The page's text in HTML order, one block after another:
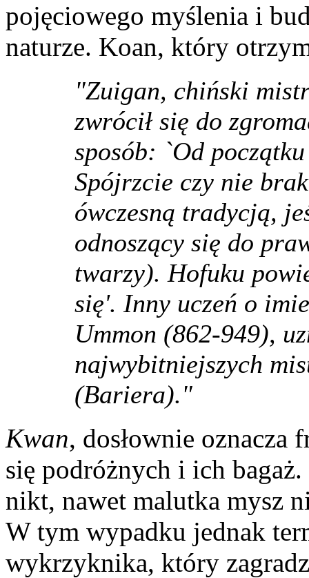
pojęciowego myślenia i
naturze. Koan, który
"Zuigan, chiński
zwrócił się do
sposób: `Od
Spójrzcie czy nie
ówczesną tradycją,
odnoszący się do
twarzy). Hofuku
się'. Inny uczeń o
Ummon (862-949),
najwybitniejszych
(Bariera)."
Kwan, dosłownie oznacza
się podróżnych i ich
nikt, nawet malutka mysz
W tym wypadku jednak
wykrzyknika, który